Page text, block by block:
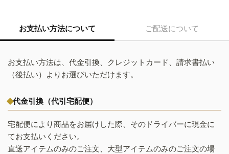
お支払い方法について ご配送について
お支払い方法は、代金引換、クレジットカード、請求書払い
（後払い）よりお選びいただけます。
代金引換（代引宅配便）
宅配便により商品をお届けした際、そのドライバーに現金に
てお支払いください。
直送アイテムのみのご注文、大型アイテムのみのご注文の場